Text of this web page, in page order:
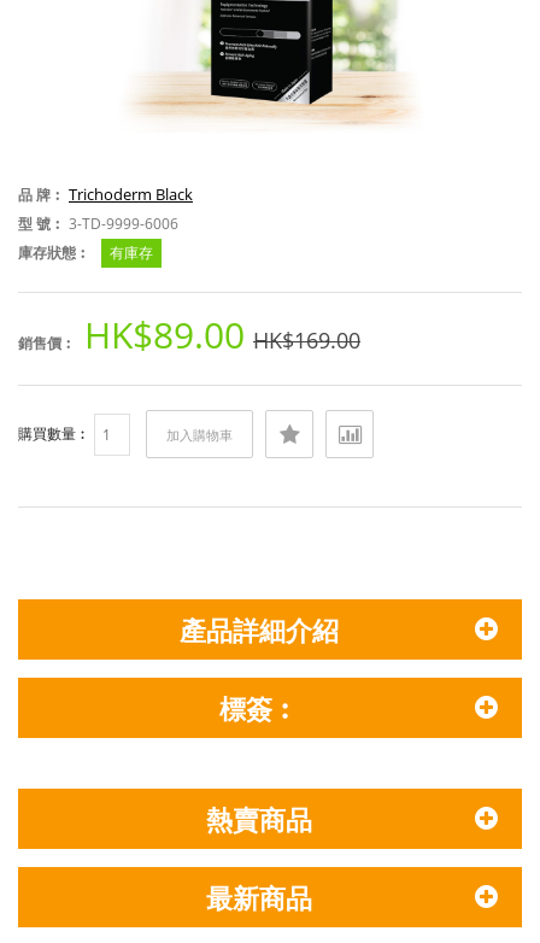
品 牌︰ Trichoderm Black
型 號︰ 3-TD-9999-6006
庫存狀態︰
有庫存
銷售價︰ HK$89.00 HK$169.00
購買數量︰ 加入購物車
產品詳細介紹
標簽︰
熱賣商品
最新商品